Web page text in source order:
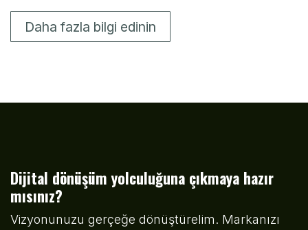
Daha fazla bilgi edinin
Dijital dönüşüm yolculuğuna çıkmaya hazır
mısınız?
Vizyonunuzu gerçeğe dönüştürelim. Markanızı